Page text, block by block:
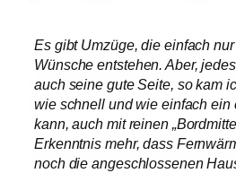
Es gibt Umzüge, die einfach
Wünsche entstehen. Aber,
auch seine gute Seite, so kam
wie schnell und wie einfach ein
kann, auch mit reinen
Erkenntnis mehr, dass
noch die angeschlossenen